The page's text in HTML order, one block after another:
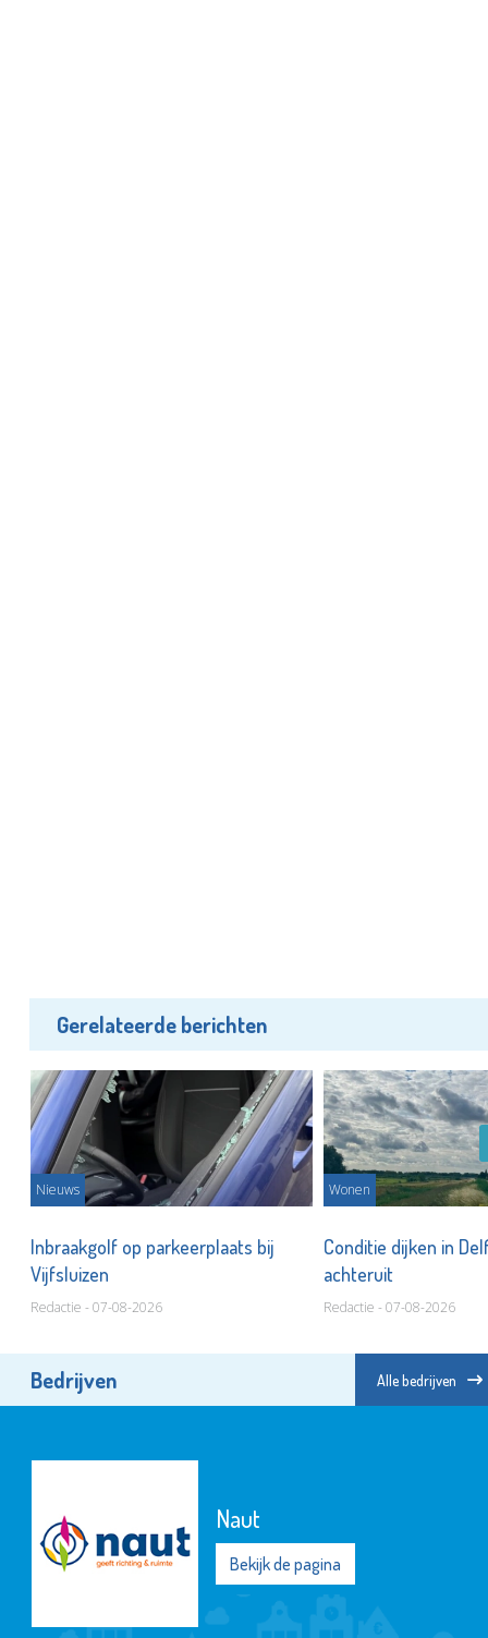
Gerelateerde berichten
Nieuws
Inbraakgolf op parkeerplaats bij
Vijfsluizen
Redactie - 07-08-2026
Wonen
Conditie dijken in
achteruit
Redactie - 07-08-2026
Bedrijven Alle bedrijven
Naut
Bekijk de pagina